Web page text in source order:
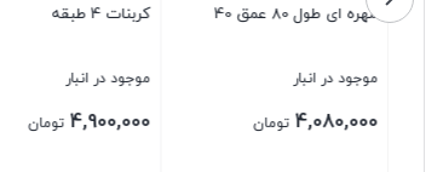
مهره ای طول 80 عمق 40
موجود در انبار
4,080,000 تومان
کربنات 4 طبقه
موجود در انبار
4,900,000 تومان